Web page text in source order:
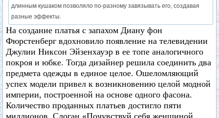
длинным кушаком позволяло по-разному завязывать его, создавая
разные эффекты.
На создание платья с запахом Диану фон
Фюрстенберг вдохновило появление на телевидении
Джулии Никсон Эйзенхауэр в ее топе аналогичного
покроя и юбке. Тогда дизайнер решила соединить два
предмета одежды в единое целое. Ошеломляющий
успех модели привел к возникновению целой модной
империи, построенной на основе одного фасона.
Количество проданных платьев достигло пяти
миллионов. Слоган «Почувствуй себя женщиной